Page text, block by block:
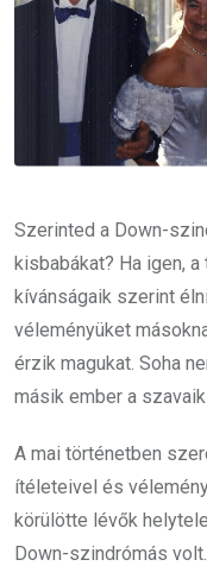
Szerinted a Down-
kisbabákat? Ha igen,
kívánságaik szerint
véleményüket
érzik magukat. Soha
másik ember a szavaik
A mai történetben
ítéleteivel és
körülötte lévők
Down-szindrómás volt.